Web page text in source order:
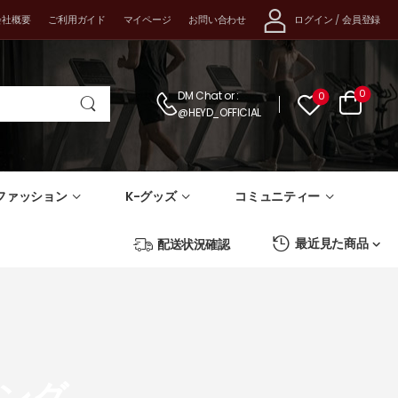
概要 ご利用ガイド マイページ お問い合わせ ログイン /会員登録
DM Chator :
@HEYD_OFFICIAL
0 0
ァッション K-グッズ コミュニティー
配送状況確認 最近見た商品